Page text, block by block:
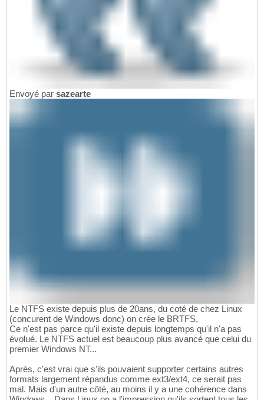
Envoyé par sazearte
Le NTFS existe depuis plus de 20ans, du coté de chez Linux
(concurent de Windows donc) on crée le BRTFS,
Ce n'est pas parce qu'il existe depuis longtemps qu'il n'a pas
évolué. Le NTFS actuel est beaucoup plus avancé que celui du
premier Windows NT...
Après, c'est vrai que s'ils pouvaient supporter certains autres
formats largement répandus comme ext3/ext4, ce serait pas
mal. Mais d'un autre côté, au moins il y a une cohérence dans